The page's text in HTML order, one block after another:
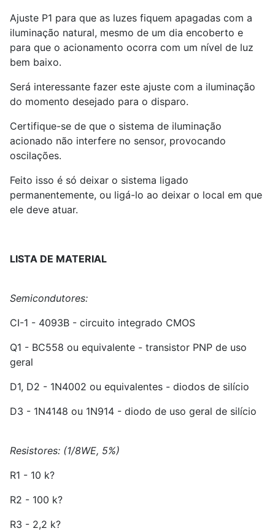
Ajuste P1 para que as luzes fiquem apagadas com a
iluminação natural, mesmo de um dia encoberto e
para que o acionamento ocorra com um nível de luz
bem baixo.
Será interessante fazer este ajuste com a iluminação
do momento desejado para o disparo.
Certifique-se de que o sistema de iluminação
acionado não interfere no sensor, provocando
oscilações.
Feito isso é só deixar o sistema ligado
permanentemente, ou ligá-lo ao deixar o local em que
ele deve atuar.
LISTA DE MATERIAL
Semicondutores:
CI-1 - 4093B - circuito integrado CMOS
Q1 - BC558 ou equivalente - transistor PNP de uso
geral
D1, D2 - 1N4002 ou equivalentes - diodos de silício
D3 - 1N4148 ou 1N914 - diodo de uso geral de silício
Resistores: (1/8WE, 5%)
R1 - 10 k?
R2 - 100 k?
R3 - 2,2 k?